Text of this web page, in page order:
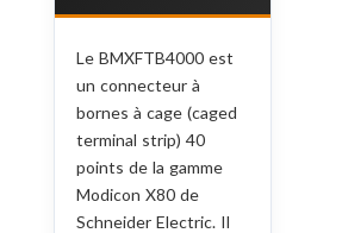
Le BMXFTB4000 est
un connecteur à
bornes à cage (caged
terminal strip) 40
points de la gamme
Modicon X80 de
Schneider Electric. Il